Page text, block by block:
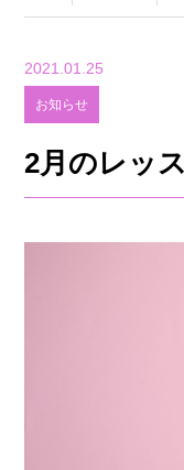
2021.01.25
お知らせ
2月のレッ